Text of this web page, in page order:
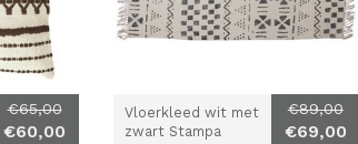
€65,00
€60,00
Vloerkleed wit met
zwart Stampa
€89,00
€69,00